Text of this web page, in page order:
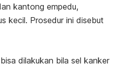
kantong empedu,
kecil. Prosedur ini disebut
dilakukan bila sel kanker